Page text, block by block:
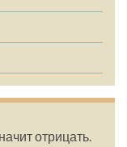
отрицать.